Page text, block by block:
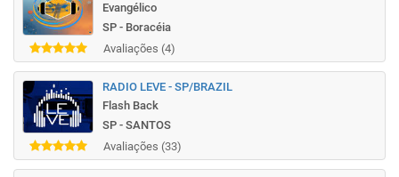
Evangélico
SP - Boracéia
Avaliações (4)
RADIO LEVE - SP/BRAZIL
Flash Back
SP - SANTOS
Avaliações (33)